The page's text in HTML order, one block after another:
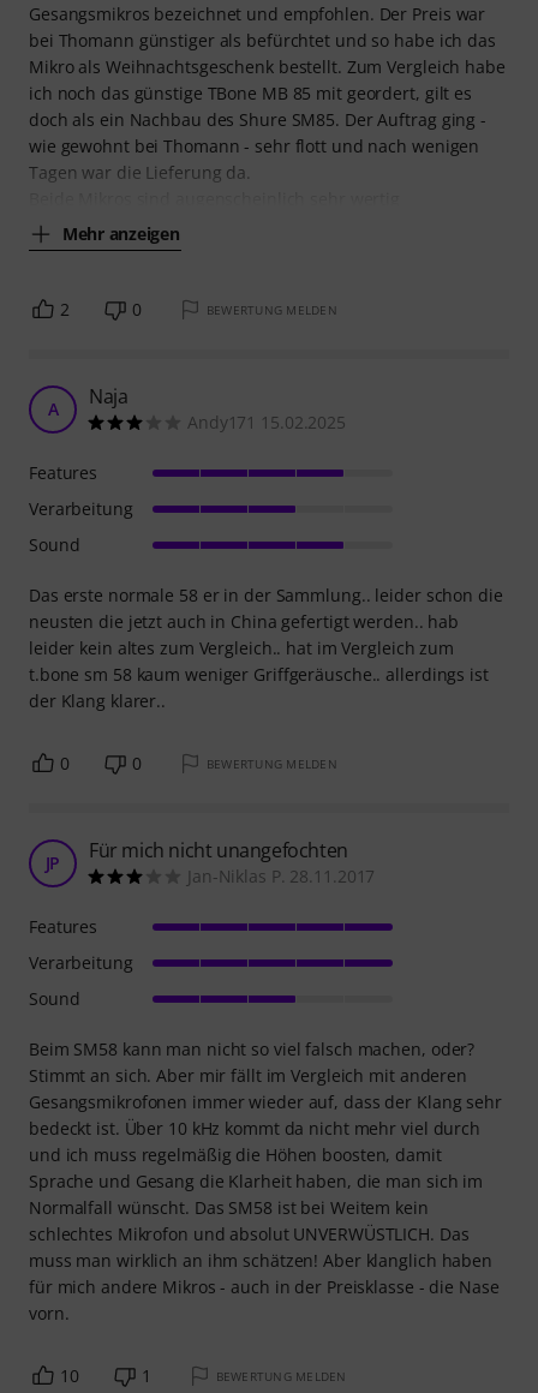
Gesangsmikros bezeichnet und empfohlen. Der Preis war
bei Thomann günstiger als befürchtet und so habe ich das
Mikro als Weihnachtsgeschenk bestellt. Zum Vergleich habe
ich noch das günstige TBone MB 85 mit geordert, gilt es
doch als ein Nachbau des Shure SM85. Der Auftrag ging -
wie gewohnt bei Thomann - sehr flott und nach wenigen
Tagen war die Lieferung da.
Mehr anzeigen
2 0 BEWERTUNG MELDEN
A Naja
Andy171 15.02.2025
Das erste normale 58 er in der Sammlung.. leider schon die
neusten die jetzt auch in China gefertigt werden.. hab
leider kein altes zum Vergleich.. hat im Vergleich zum
t.bone sm 58 kaum weniger Griffgeräusche.. allerdings ist
der Klang klarer..
Features
Verarbeitung
Sound
0 0 BEWERTUNG MELDEN
JP Für mich nicht unangefochten
Jan-Niklas P. 28.11.2017
Beim SM58 kann man nicht so viel falsch machen, oder?
Stimmt an sich. Aber mir fällt im Vergleich mit anderen
Gesangsmikrofonen immer wieder auf, dass der Klang sehr
bedeckt ist. Über 10 kHz kommt da nicht mehr viel durch
und ich muss regelmäßig die Höhen boosten, damit
Sprache und Gesang die Klarheit haben, die man sich im
Normalfall wünscht. Das SM58 ist bei Weitem kein
schlechtes Mikrofon und absolut UNVERWÜSTLICH. Das
muss man wirklich an ihm schätzen! Aber klanglich haben
für mich andere Mikros - auch in der Preisklasse - die Nase
vorn.
Features
Verarbeitung
Sound
10 1 BEWERTUNG MELDEN